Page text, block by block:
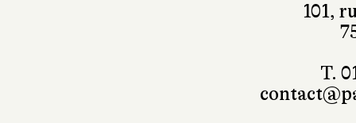
101,
T.